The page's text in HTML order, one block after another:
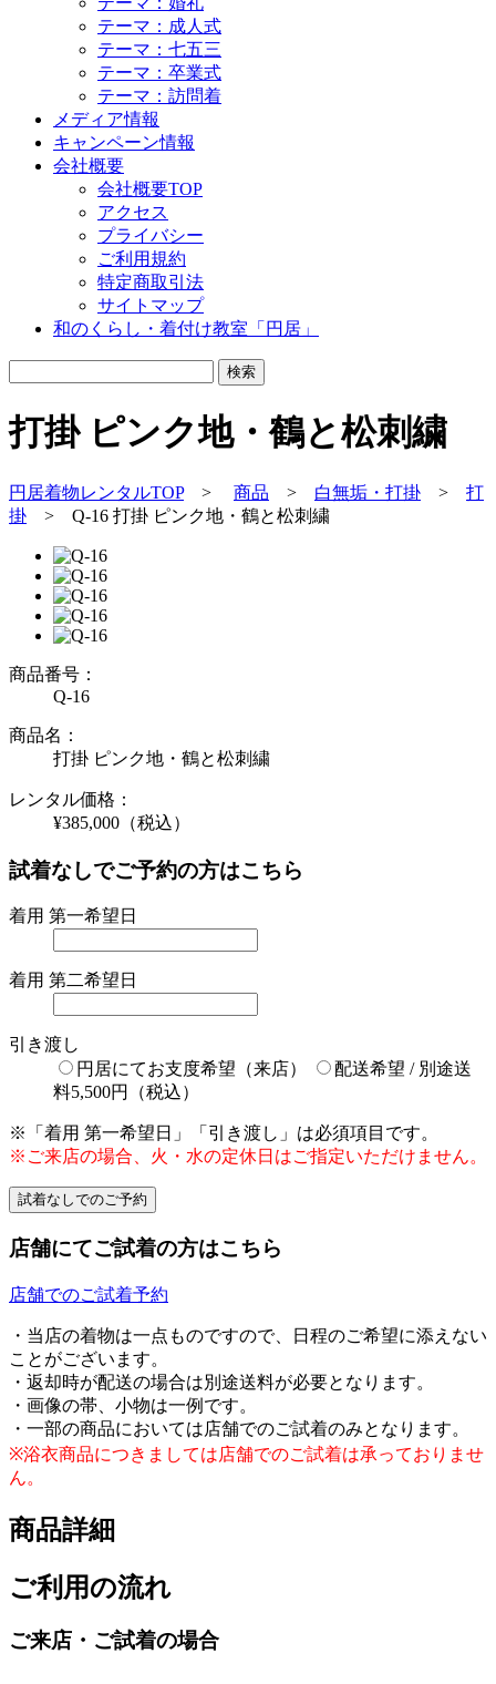
テーマ：成人式
テーマ：七五三
テーマ：卒業式
テーマ：訪問着
メディア情報
キャンペーン情報
会社概要
会社概要TOP
アクセス
プライバシー
ご利用規約
特定商取引法
サイトマップ
和のくらし・着付け教室「円居」
打掛 ピンク地・鶴と松刺繍
円居着物レンタルTOP> 商品 > 白無垢・打掛 > 打
掛 > Q-16 打掛 ピンク地・鶴と松刺繍
商品番号：
Q-16
商品名：
打掛 ピンク地・鶴と松刺繍
レンタル価格：
¥385,000 （税込）
試着なしでご予約の方はこちら
着用 第一希望日
着用 第二希望日
引き渡し
円居にてお支度希望（来店）
配送希望 / 別途送
料5,500円（税込）
※「着用 第一希望日」「引き渡し」は必須項目です。
※ご来店の場合、火・水の定休日はご指定いただけません。
店舗にてご試着の方はこちら
店舗でのご試着予約
・当店の着物は一点ものですので、日程のご希望に添えない
ことがございます。
・返却時が配送の場合は別途送料が必要となります。
・画像の帯、小物は一例です。
・一部の商品においては店舗でのご試着のみとなります。
※浴衣商品につきましては店舗でのご試着は承っておりませ
ん。
商品詳細
ご利用の流れ
ご来店・ご試着の場合